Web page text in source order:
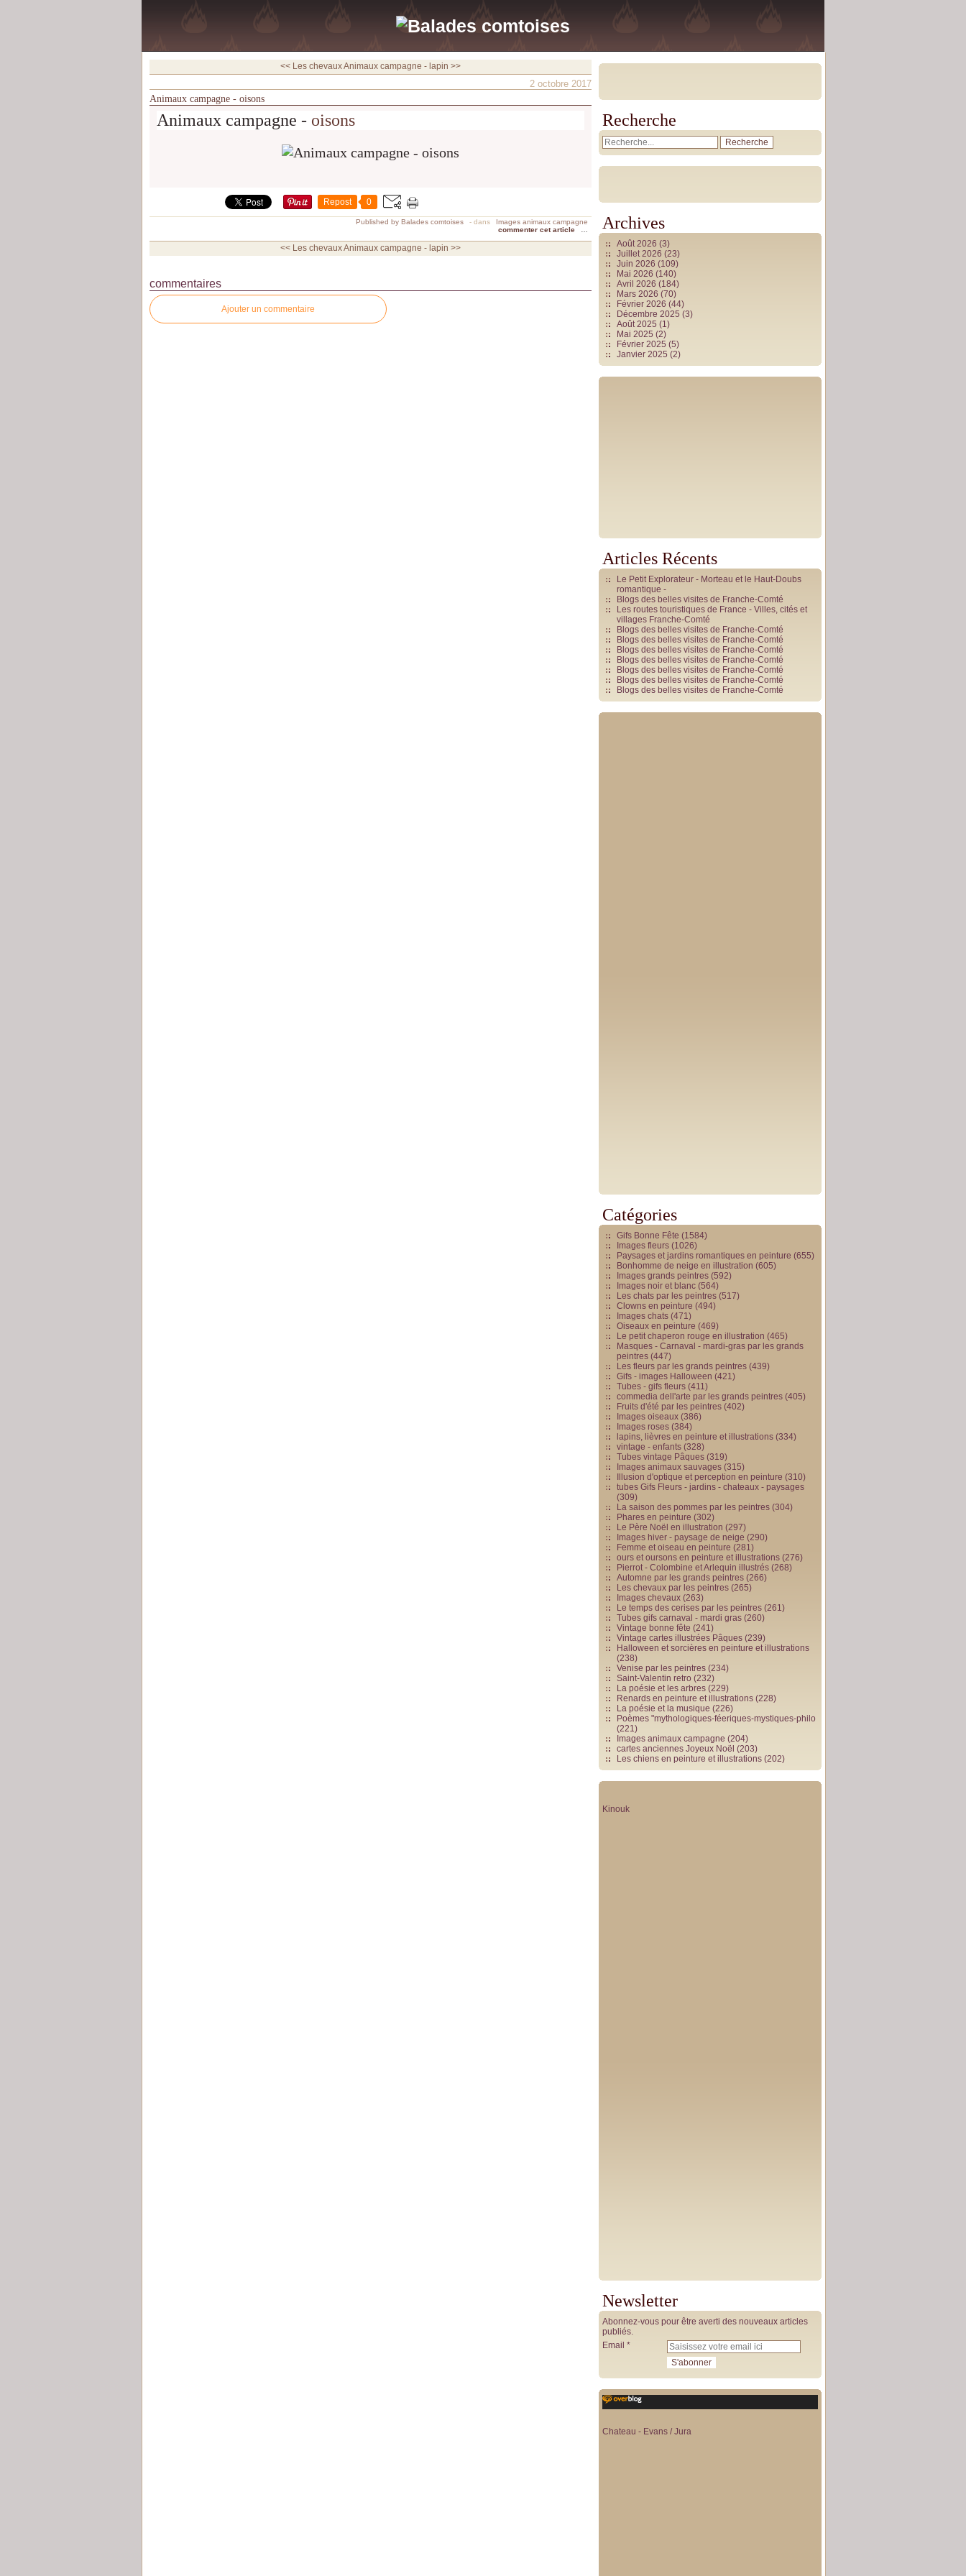
<< Les chevauxAnimaux campagne - lapin >>
2 octobre 2017
Animaux campagne - oisons
Animaux campagne - oisons
Repost 0
Published by Balades comtoises - dans
Images animaux campagne
commenter cet article
<< Les chevauxAnimaux campagne - lapin >>
commentaires
Ajouter un commentaire
Recherche
Archives
Août 2026 (3)
Juillet 2026 (23)
Juin 2026 (109)
Mai 2026 (140)
Avril 2026 (184)
Mars 2026 (70)
Février 2026 (44)
Décembre 2025 (3)
Août 2025 (1)
Mai 2025 (2)
Février 2025 (5)
Janvier 2025 (2)
Articles Récents
Le Petit Explorateur - Morteau et le Haut-Doubs
romantique -
Blogs des belles visites de Franche-Comté
Les routes touristiques de France - Villes, cités et
villages Franche-Comté
Blogs des belles visites de Franche-Comté
Blogs des belles visites de Franche-Comté
Blogs des belles visites de Franche-Comté
Blogs des belles visites de Franche-Comté
Blogs des belles visites de Franche-Comté
Blogs des belles visites de Franche-Comté
Blogs des belles visites de Franche-Comté
Catégories
Gifs Bonne Fête (1584)
Images fleurs (1026)
Paysages et jardins romantiques en peinture (655)
Bonhomme de neige en illustration (605)
Images grands peintres (592)
Images noir et blanc (564)
Les chats par les peintres (517)
Clowns en peinture (494)
Images chats (471)
Oiseaux en peinture (469)
Le petit chaperon rouge en illustration (465)
Masques - Carnaval - mardi-gras par les grands
peintres (447)
Les fleurs par les grands peintres (439)
Gifs - images Halloween (421)
Tubes - gifs fleurs (411)
commedia dell'arte par les grands peintres (405)
Fruits d'été par les peintres (402)
Images oiseaux (386)
Images roses (384)
lapins, lièvres en peinture et illustrations (334)
vintage - enfants (328)
Tubes vintage Pâques (319)
Images animaux sauvages (315)
Illusion d'optique et perception en peinture (310)
tubes Gifs Fleurs - jardins - chateaux - paysages
(309)
La saison des pommes par les peintres (304)
Phares en peinture (302)
Le Père Noël en illustration (297)
Images hiver - paysage de neige (290)
Femme et oiseau en peinture (281)
ours et oursons en peinture et illustrations (276)
Pierrot - Colombine et Arlequin illustrés (268)
Automne par les grands peintres (266)
Les chevaux par les peintres (265)
Images chevaux (263)
Le temps des cerises par les peintres (261)
Tubes gifs carnaval - mardi gras (260)
Vintage bonne fête (241)
Vintage cartes illustrées Pâques (239)
Halloween et sorcières en peinture et illustrations
(238)
Venise par les peintres (234)
Saint-Valentin retro (232)
La poésie et les arbres (229)
Renards en peinture et illustrations (228)
La poésie et la musique (226)
Poèmes "mythologiques-féeriques-mystiques-philo
(221)
Images animaux campagne (204)
cartes anciennes Joyeux Noël (203)
Les chiens en peinture et illustrations (202)
Kinouk
Newsletter
Abonnez-vous pour être averti des nouveaux articles
publiés.
Email
Chateau - Evans / Jura